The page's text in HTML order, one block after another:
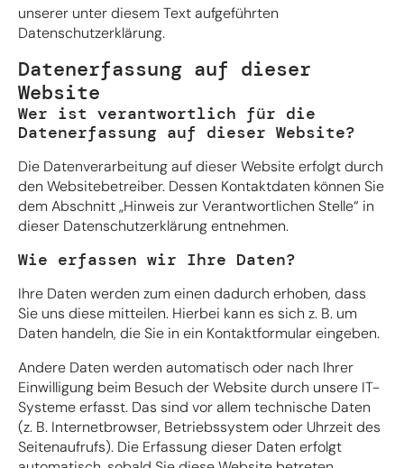
unserer unter diesem Text aufgeführten
Datenschutzerklärung.
Datenerfassung auf dieser
Website
Wer ist verantwortlich für die
Datenerfassung auf dieser Website?
Die Datenverarbeitung auf dieser Website erfolgt durch
den Websitebetreiber. Dessen Kontaktdaten können Sie
dem Abschnitt „Hinweis zur Verantwortlichen Stelle“ in
dieser Datenschutzerklärung entnehmen.
Wie erfassen wir Ihre Daten?
Ihre Daten werden zum einen dadurch erhoben, dass
Sie uns diese mitteilen. Hierbei kann es sich z. B. um
Daten handeln, die Sie in ein Kontaktformular eingeben.
Andere Daten werden automatisch oder nach Ihrer
Einwilligung beim Besuch der Website durch unsere IT-
Systeme erfasst. Das sind vor allem technische Daten
(z. B. Internetbrowser, Betriebssystem oder Uhrzeit des
Seitenaufrufs). Die Erfassung dieser Daten erfolgt